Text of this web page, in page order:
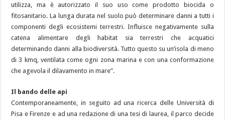
utilizza, ma è autorizzato il suo uso come prodotto biocida o
fitosanitario. La lunga durata nel suolo può determinare danni a tutti i
componenti degli ecosistemi terrestri. Influisce negativamente sulla
catena alimentare degli habitat sia terrestri che acquatici
determinando danni alla biodiversità. Tutto questo su un’isola di meno
di 3 kmq, ventilata come ogni zona marina e con una conformazione
che agevola il dilavamento in mare”.
Il bando delle api
Contemporaneamente, in seguito ad una ricerca delle Università di
Pisa e Firenze e ad una redazione di una tesi di laurea, il parco decide